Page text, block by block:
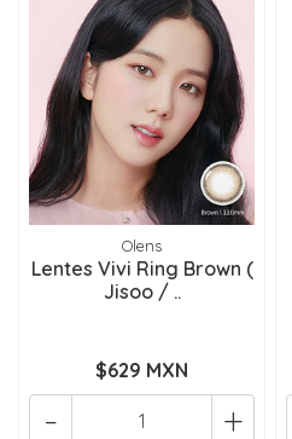
Olens
Lentes Vivi Ring Brown (
Jisoo / ..
$629 MXN
+
-